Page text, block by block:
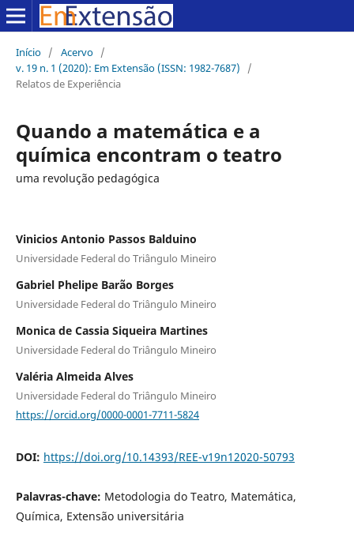
Início / Acervo /
v. 19 n. 1 (2020): Em Extensão (ISSN: 1982-7687)
/
Relatos de Experiência
Quando a matemática e a
química encontram o teatro
uma revolução pedagógica
Vinicios Antonio Passos Balduino
Universidade Federal do Triângulo Mineiro
Gabriel Phelipe Barão Borges
Universidade Federal do Triângulo Mineiro
Monica de Cassia Siqueira Martines
Universidade Federal do Triângulo Mineiro
Valéria Almeida Alves
Universidade Federal do Triângulo Mineiro
https://orcid.org/0000-0001-7711-5824
DOI: https://doi.org/10.14393/REE-v19n12020-50793
Palavras-chave: Metodologia do Teatro, Matemática,
Química, Extensão universitária